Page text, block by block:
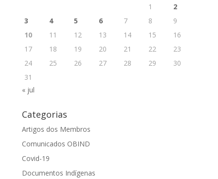
1
2
3
4 5 6 7 8
9
10
11 12 13 14 15
16
17
18 19 20 21 22
23
24
25 26 27 28 29
30
31
« jul
Categorias
Artigos dos Membros
Comunicados OBIND
Covid-19
Documentos Indígenas